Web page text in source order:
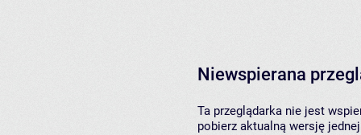
Niewspierana
Ta przeglądarka nie jest
pobierz aktualną wersję